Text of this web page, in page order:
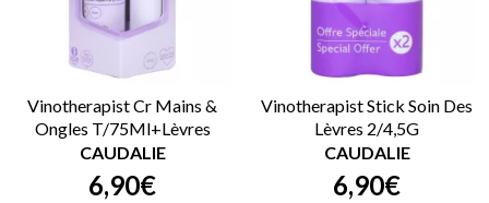
Vinotherapist Cr Mains &
Ongles T/75Ml+Lèvres
CAUDALIE
6,90€
Vinotherapist Stick Soin Des
Lèvres 2/4,5G
CAUDALIE
6,90€